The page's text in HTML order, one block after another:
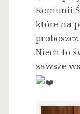
Komunii
które na
proboszcz.
Niech to
zawsze